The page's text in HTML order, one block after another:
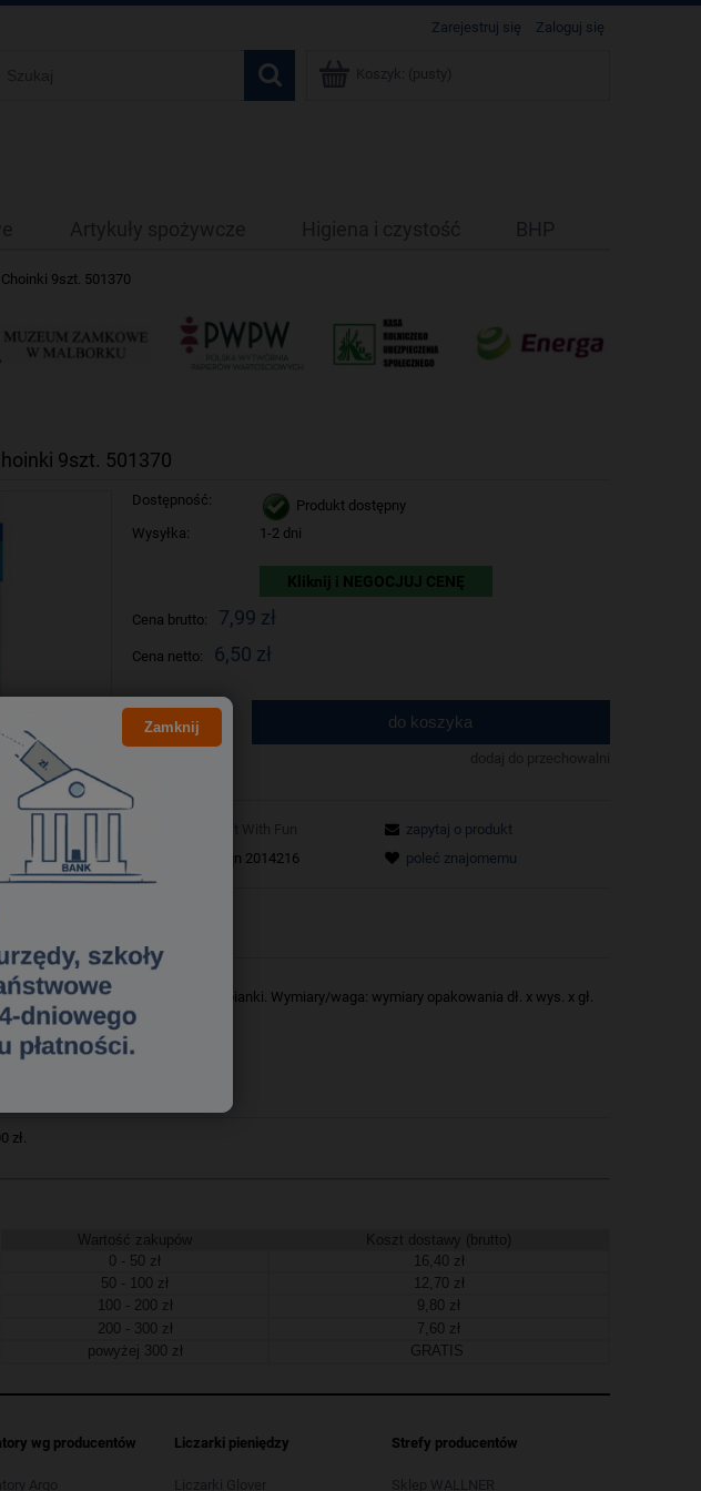
Zarejestruj się Zaloguj się
Koszyk: (pusty)
Artykuły spożywcze Higiena i czystość BHP
9szt. 501370
9szt. 501370
Dostępność:
Produkt dostępny
Wysyłka:
1-2 dni
Kliknij i NEGOCJUJ CENĘ
Cena brutto: 7,99 zł
Cena netto: 6,50 zł
szt. do koszyka
dodaj do przechowalni
Craft With Fun
qn 2014216
zapytaj o produkt
poleć znajomemu
Wszystkie elementy wykonane z pianki. Wymiary/waga: wymiary opakowania dł. x wys. x gł.
zł.
Wartość zakupów
Koszt dostawy (brutto)
0 - 50 zł
16,40 zł
50 - 100 zł
12,70 zł
100 - 200 zł
9,80 zł
200 - 300 zł
7,60 zł
powyżej 300 zł
GRATIS
wg producentów
Argo
Liczarki pieniędzy
Liczarki Glover
Strefy producentów
Sklep WALLNER
Zamknij